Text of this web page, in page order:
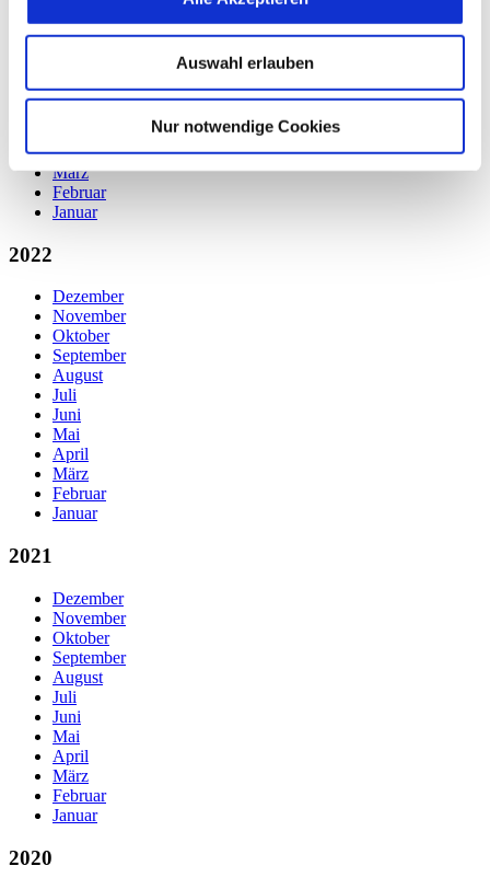
Auswahl erlauben
Nur notwendige Cookies
Oktober
Juli
April
März
Februar
Januar
2022
Dezember
November
Oktober
September
August
Juli
Juni
Mai
April
März
Februar
Januar
2021
Dezember
November
Oktober
September
August
Juli
Juni
Mai
April
März
Februar
Januar
2020